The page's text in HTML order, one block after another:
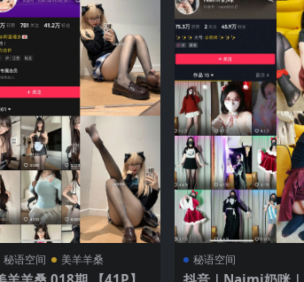
秘语空间 美羊羊桑 秘语空间